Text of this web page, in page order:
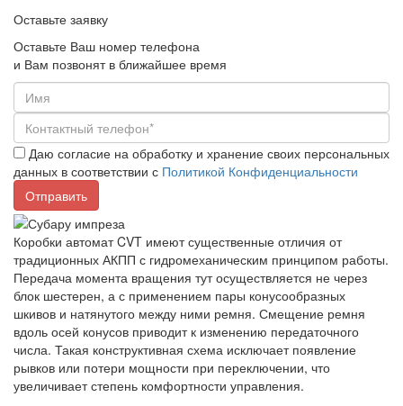
Оставьте заявку
Оставьте Ваш номер телефона
и Вам позвонят в ближайшее время
Даю согласие на обработку и хранение своих персональных
данных в соответствии с Политикой Конфиденциальности
Коробки автомат CVT имеют существенные отличия от
традиционных АКПП с гидромеханическим принципом работы.
Передача момента вращения тут осуществляется не через
блок шестерен, а с применением пары конусообразных
шкивов и натянутого между ними ремня. Смещение ремня
вдоль осей конусов приводит к изменению передаточного
числа. Такая конструктивная схема исключает появление
рывков или потери мощности при переключении, что
увеличивает степень комфортности управления.